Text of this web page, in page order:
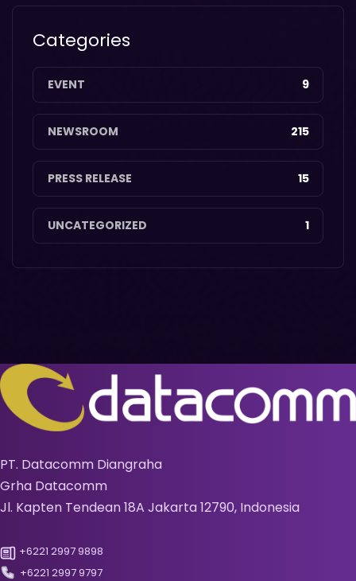
Categories
EVENT 9
NEWSROOM 215
PRESS RELEASE 15
UNCATEGORIZED 1
PT. Datacomm Diangraha
Grha Datacomm
Jl. Kapten Tendean 18A Jakarta 12790, Indonesia
+6221 2997 9898
+6221 2997 9797